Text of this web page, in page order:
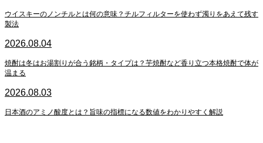
ウイスキーのノンチルとは何の意味？チルフィルターを使わず濁りをあえて残す
製法
2026.08.04
焼酎は冬はお湯割りが合う銘柄・タイプは？芋焼酎など香り立つ本格焼酎で体が
温まる
2026.08.03
日本酒のアミノ酸度とは？旨味の指標になる数値をわかりやすく解説